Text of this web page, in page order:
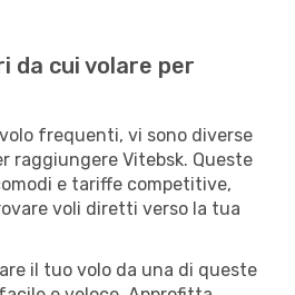
da cui volare per
frequenti, vi sono diverse
raggiungere Vitebsk. Queste
e tariffe competitive,
voli diretti verso la tua
il tuo volo da una di queste